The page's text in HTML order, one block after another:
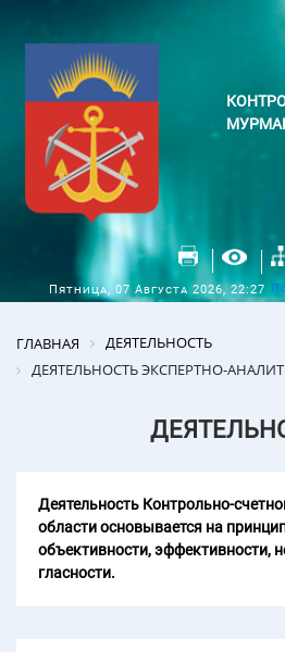
Пятница, 07 Августа 2026, 22:27
ГЛАВНАЯ
ДЕЯТЕЛЬНОСТЬ
ДЕЯТЕЛЬНОСТЬ ЭКСПЕРТНО-
Деятельность Контрольно-
области основывается на
объективности, эффективности,
гласности.